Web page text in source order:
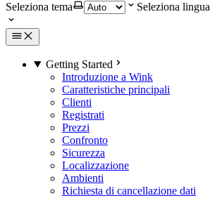
Seleziona tema
Seleziona lingua
Getting Started
Introduzione a Wink
Caratteristiche principali
Clienti
Registrati
Prezzi
Confronto
Sicurezza
Localizzazione
Ambienti
Richiesta di cancellazione dati